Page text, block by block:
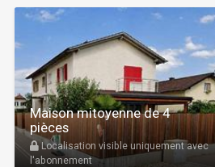
Maison mitoyenne de 4
pièces
Localisation visible uniquement avec
l'abonnement